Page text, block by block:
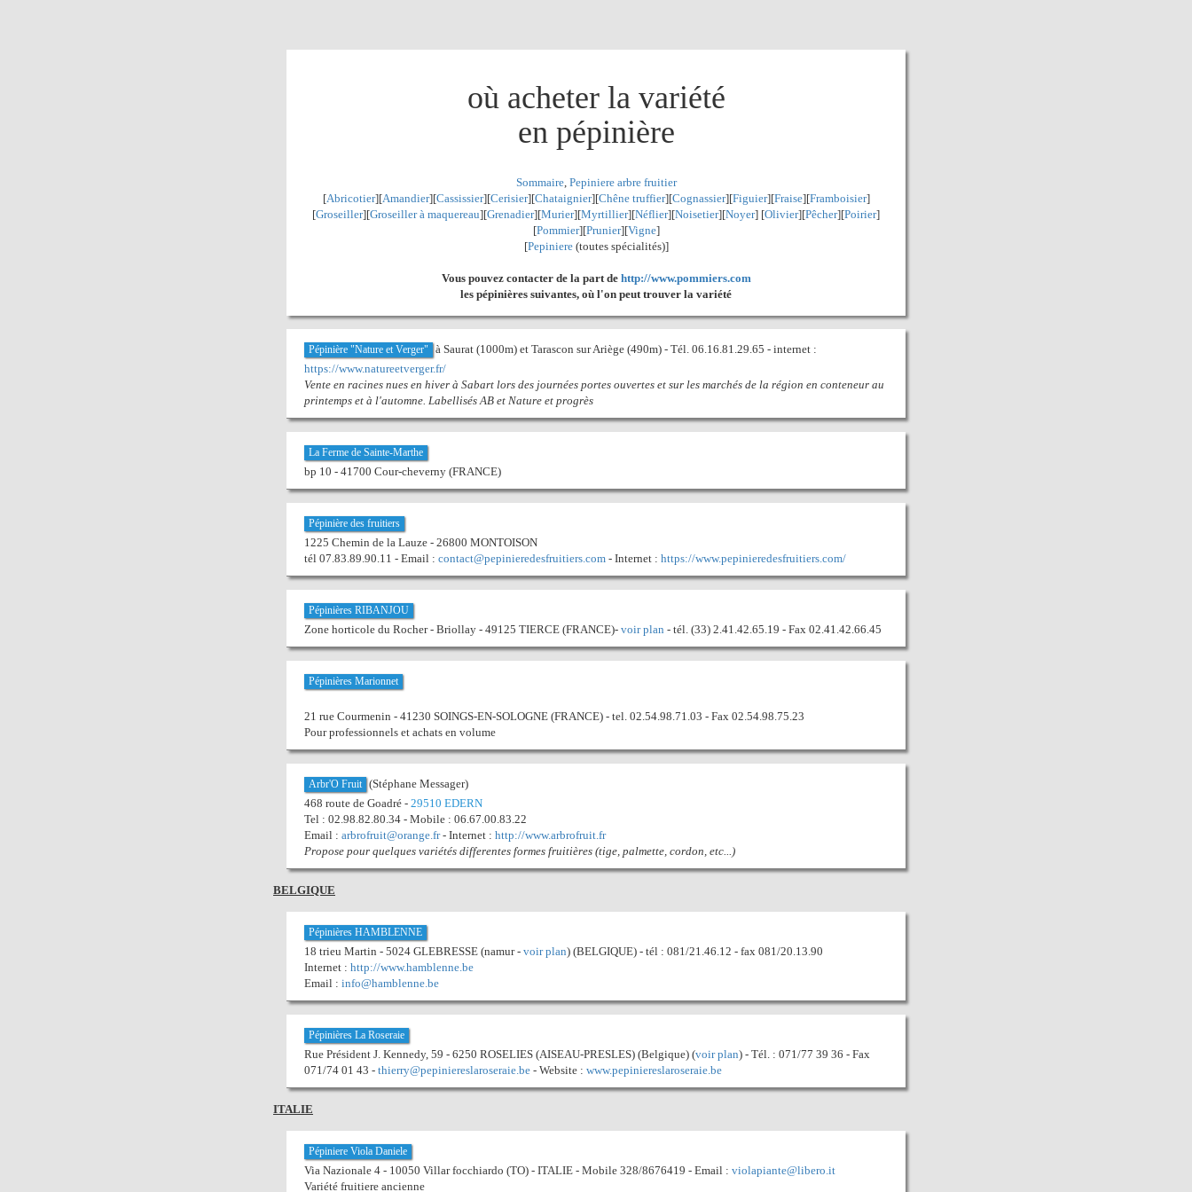
où acheter la variété
en pépinière
Sommaire, Pepiniere arbre fruitier
[Abricotier][Amandier][Cassissier][Cerisier][Chataignier][Chêne truffier][Cognassier][Figuier][Fraise][Framboisier]
[Groseiller][Groseiller à maquereau][Grenadier][Murier][Myrtillier][Néflier][Noisetier][Noyer] [Olivier][Pêcher][Poirier]
[Pommier][Prunier][Vigne]
[Pepiniere(toutes spécialités)]
Vous pouvez contacter de la part de http://www.pommiers.com
les pépinières suivantes, où l'on peut trouver la variété
Pépinière "Nature et Verger"
à Saurat (1000m) et Tarascon sur Ariège (490m) - Tél. 06.16.81.29.65 - internet :
https://www.natureetverger.fr/
Vente en racines nues en hiver à Sabart lors des journées portes ouvertes et sur les marchés de la région en conteneur au
printemps et à l'automne. Labellisés AB et Nature et progrès
La Ferme de Sainte-Marthe
bp 10 - 41700 Cour-cheverny (FRANCE)
Pépinière des fruitiers
1225 Chemin de la Lauze - 26800 MONTOISON
tél 07.83.89.90.11 - Email : contact@pepinieredesfruitiers.com - Internet : https://www.pepinieredesfruitiers.com/
Pépinières RIBANJOU
Zone horticole du Rocher - Briollay - 49125 TIERCE (FRANCE)- voir plan - tél. (33) 2.41.42.65.19 - Fax 02.41.42.66.45
Pépinières Marionnet
21 rue Courmenin - 41230 SOINGS-EN-SOLOGNE (FRANCE) - tel. 02.54.98.71.03 - Fax 02.54.98.75.23
Pour professionnels et achats en volume
Arbr'O Fruit (Stéphane Messager)
468 route de Goadré - 29510 EDERN
Tel : 02.98.82.80.34 - Mobile : 06.67.00.83.22
Email : arbrofruit@orange.fr- Internet : http://www.arbrofruit.fr
Propose pour quelques variétés differentes formes fruitières (tige, palmette, cordon, etc...)
BELGIQUE
Pépinières HAMBLENNE
18 trieu Martin - 5024 GLEBRESSE (namur - voir plan) (BELGIQUE) - tél : 081/21.46.12 - fax 081/20.13.90
Internet : http://www.hamblenne.be
Email : info@hamblenne.be
Pépinières La Roseraie
Rue Président J. Kennedy, 59 - 6250 ROSELIES (AISEAU-PRESLES) (Belgique) (voir plan) - Tél. : 071/77 39 36 - Fax
071/74 01 43 - thierry@pepiniereslaroseraie.be - Website : www.pepiniereslaroseraie.be
ITALIE
Pépiniere Viola Daniele
Via Nazionale 4 - 10050 Villar focchiardo (TO) - ITALIE - Mobile 328/8676419 - Email : violapiante@libero.it
Variété fruitiere ancienne